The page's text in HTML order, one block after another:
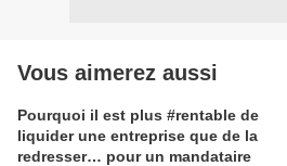
Vous aimerez aussi
Pourquoi il est plus #rentable de
liquider une entreprise que de la
redresser… pour un mandataire